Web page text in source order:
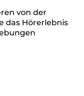
von der
das Hörerlebnis